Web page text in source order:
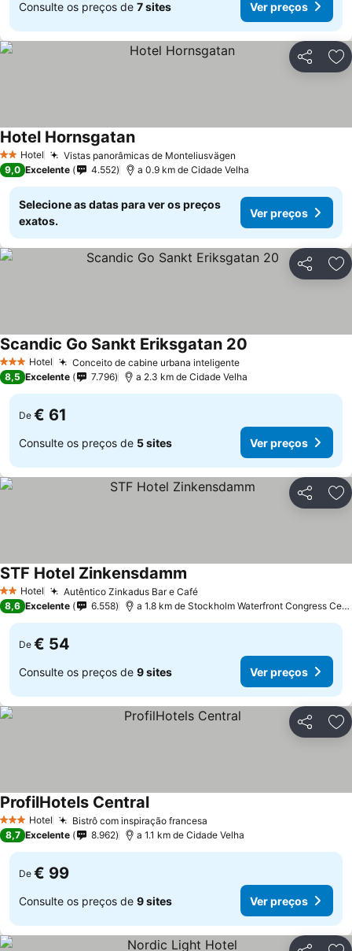
Consulte os preços de 7 sites Ver preços
Partilhar
2 Estrelas
Hotel Vistas panorâmicas de Monteliusvägen
Hotel Hornsgatan
9,0 Excelente 4.552 a 0.9 km de Cidade Velha
Selecione as datas para ver os preços
exatos.
Ver preços
Partilhar
3 EstrelasHotel Conceito de cabine urbana inteligente
Scandic Go Sankt Eriksgatan 20
8,5 Excelente 7.796 a 2.3 km de Cidade Velha
De € 61
Consulte os preços de 5 sites Ver preços
Partilhar
2 Estrelas
Hotel Autêntico Zinkadus Bar e Café
STF Hotel Zinkensdamm
8,6 Excelente 6.558 a 1.8 km de Stockholm Waterfront Congress Centre
De € 54
Consulte os preços de 9 sites Ver preços
Partilhar
3 EstrelasHotel Bistrô com inspiração francesa
ProfilHotels Central
8,7 Excelente 8.962 a 1.1 km de Cidade Velha
De € 99
Consulte os preços de 9 sites Ver preços